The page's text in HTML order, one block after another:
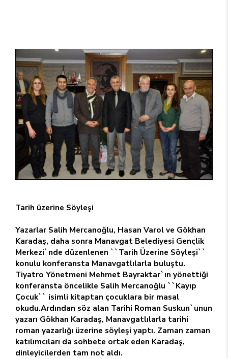
Tarih üzerine Söyleşi
Yazarlar Salih Mercanoğlu, Hasan Varol ve Gökhan
Karadaş, daha sonra Manavgat Belediyesi Gençlik
Merkezi`nde düzenlenen ``Tarih Üzerine Söyleşi``
konulu konferansta Manavgatlılarla buluştu.
Tiyatro Yönetmeni Mehmet Bayraktar`ın yönettiği
konferansta öncelikle Salih Mercanoğlu ``Kayıp
Çocuk`` isimli kitaptan çocuklara bir masal
okudu.Ardından söz alan Tarihi Roman Suskun`unun
yazarı Gökhan Karadaş, Manavgatlılarla tarihi
roman yazarlığı üzerine söyleşi yaptı. Zaman zaman
katılımcıları da sohbete ortak eden Karadaş,
dinleyicilerden tam not aldı.